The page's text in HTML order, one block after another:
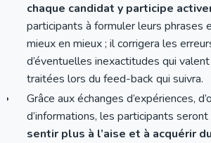
chaque candidat y participe
participants à formuler leurs phrases
mieux en mieux ; il corrigera les
d’éventuelles inexactitudes qui
traitées lors du feed-back qui suivra.
Grâce aux échanges d’expériences,
d’informations, les participants seront
sentir plus à l’aise et à acquérir